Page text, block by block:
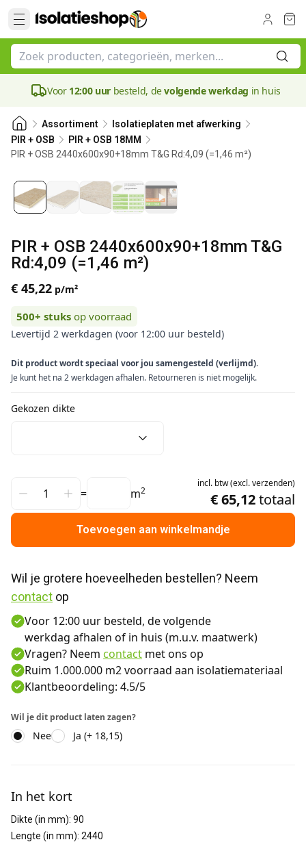
Voor 12:00 uur besteld, devolgende werkdag in huis
Assortiment
Isolatieplaten met afwerking
PIR + OSB
PIR + OSB 18MM
PIR + OSB 2440x600x90+18mm T&G Rd:4,09 (=1,46 m²)90 mm
PIR + OSB 2440x600x90+18mm T&G
Rd:4,09 (=1,46 m²)
€ 45,22 p/m²
500+ stuks op voorraad
Levertijd 2 werkdagen (voor 12:00 uur besteld)
Dit product wordt speciaal voor jou samengesteld (verlijmd).
Je kunt het na 2 werkdagen afhalen. Retourneren is niet mogelijk.
Gekozen dikte
= m2
incl. btw(excl.verzenden)
€ 65,12totaal
Toevoegen aan winkelmandje
contact op
Voor 12:00 uur besteld, de volgende
werkdag afhalen of in huis (m.u.v. maatwerk)
Vragen? Neem contact met ons op
Ruim 1.000.000 m2 voorraad aan isolatiemateriaal
Klantbeoordeling: 4.5/5
Wil je dit product laten zagen?
Nee Ja (+ 18,15)
In het kort
Dikte (in mm): 90
Lengte (in mm): 2440